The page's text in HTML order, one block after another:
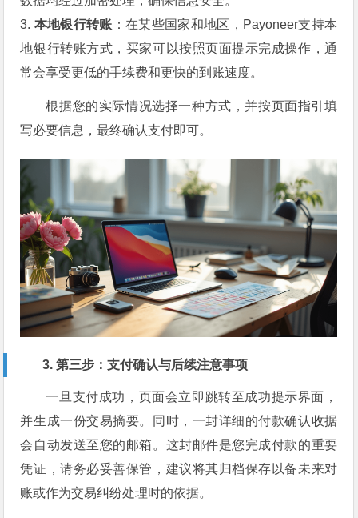
3. 本地银行转账 ：在某些国家和地区，Payoneer支持本
地银行转账方式，买家可以按照页面提示完成操作，通
常会享受更低的手续费和更快的到账速度。
根据您的实际情况选择一种方式，并按页面指引填
写必要信息，最终确认支付即可。
3. 第三步：支付确认与后续注意事项
一旦支付成功，页面会立即跳转至成功提示界面，
并生成一份交易摘要。同时，一封详细的付款确认收据
会自动发送至您的邮箱。这封邮件是您完成付款的重要
凭证，请务必妥善保管，建议将其归档保存以备未来对
账或作为交易纠纷处理时的依据。